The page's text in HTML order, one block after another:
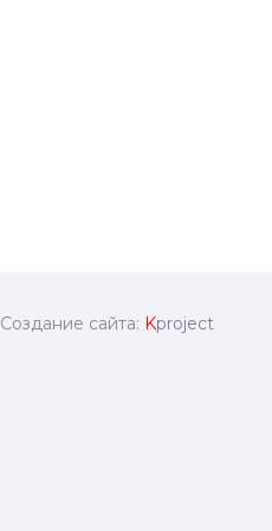
Создание сайта: Kproject